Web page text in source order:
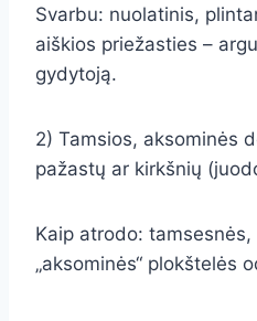
Svarbu: nuolatinis,
aiškios priežasties –
gydytoją.
2) Tamsios, aksominės
pažastų ar kirkšnių
Kaip atrodo:
„aksominės“ plokštelės